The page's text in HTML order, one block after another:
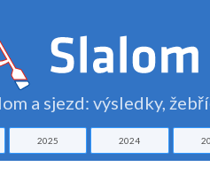
a sjezd: výsledky,
2025 2024